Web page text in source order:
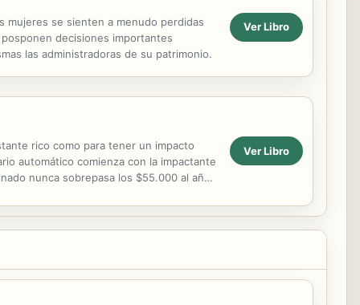
mujeres se sienten a menudo perdidas
decisiones importantes
las administradoras de su patrimonio.
Ver Libro
rico como para tener un impacto
automático comienza con la impactante
nunca sobrepasa los $55.000 al año,
Ver Libro